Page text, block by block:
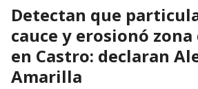
Detectan que
cauce y erosionó zona
en Castro: declaran
Amarilla